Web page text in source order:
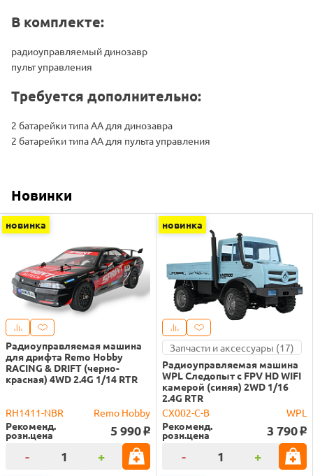
В комплекте:
радиоуправляемый динозавр
пульт управления
Требуется дополнительно:
2 батарейки типа АА для динозавра
2 батарейки типа АА для пульта управления
Новинки
новинка
Радиоуправляемая машина
для дрифта Remo Hobby
RACING & DRIFT (черно-
красная) 4WD 2.4G 1/14 RTR
RH1411-NBR
Remo Hobby
Рекоменд.
розн.цена 5 990 o
- +
новинка
Запчасти и аксессуары (17)
Радиоуправляемая машина
WPL Следопыт с FPV HD WIFI
камерой (синяя) 2WD 1/16
2.4G RTR
CX002-C-B
WPL
Рекоменд.
розн.цена 3 790 o
- +